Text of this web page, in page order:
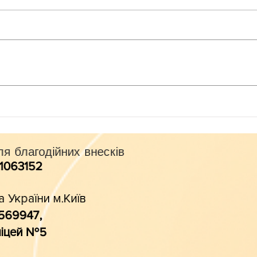
Небезпека зачепінгу
благодійних внесків
м.Київ
№5